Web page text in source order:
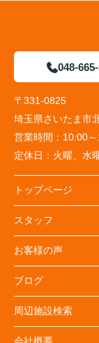
048-
〒331-0825
埼玉県さいたま市
営業時間： 10:00
定休日： 火曜、水
トップページ
スタッフ
お客様の声
ブログ
周辺施設検索